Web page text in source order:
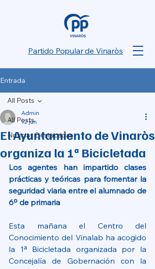
Partido Popular de Vinaròs
Entrada
All Posts
Noticias Destacadas
All Posts
El Ayuntamiento de Vinaròs
organiza la 1ª Bicicletada
Admin
12 jun
Los agentes han impartido clases
prácticas y teóricas para fomentar la
seguridad viaria entre el alumnado de
6º de primaria
Esta mañana el Centro del
Conocimiento del Vinalab ha acogido
la 1ª Bicicletada organizada por la
Concejalía de Gobernación con la